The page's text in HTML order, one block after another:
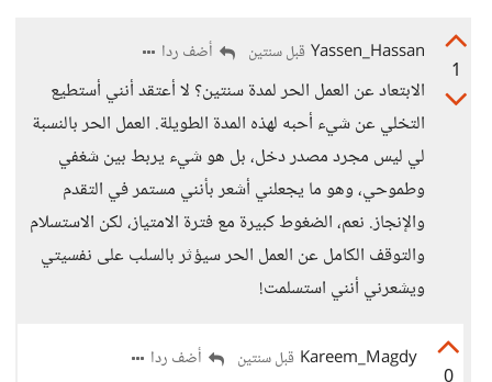
1
Yassen_Hassan قبل سنتين أضف ردا
الابتعاد عن العمل الحر لمدة سنتين؟ لا أعتقد أنني أستطيع
التخلي عن شيء أحبه لهذه المدة الطويلة. العمل الحر بالنسبة
لي ليس مجرد مصدر دخل، بل هو شيء يربط بين شغفي
وطموحي، وهو ما يجعلني أشعر بأنني مستمر في التقدم
والإنجاز. نعم، الضغوط كبيرة مع فترة الامتياز، لكن الاستسلام
والتوقف الكامل عن العمل الحر سيؤثر بالسلب على نفسيتي
ويشعرني أنني استسلمت!
Kareem_Magdy قبل سنتين أضف ردا